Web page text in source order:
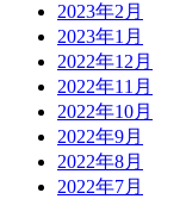
2023年2月
2023年1月
2022年12月
2022年11月
2022年10月
2022年9月
2022年8月
2022年7月